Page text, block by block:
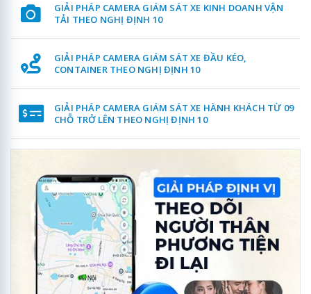
GIẢI PHÁP CAMERA GIÁM SÁT XE KINH DOANH VẬN
TẢI THEO NGHỊ ĐỊNH 10
GIẢI PHÁP CAMERA GIÁM SÁT XE ĐẦU KÉO,
CONTAINER THEO NGHỊ ĐỊNH 10
GIẢI PHÁP CAMERA GIÁM SÁT XE HÀNH KHÁCH TỪ 09
CHỖ TRỞ LÊN THEO NGHỊ ĐỊNH 10